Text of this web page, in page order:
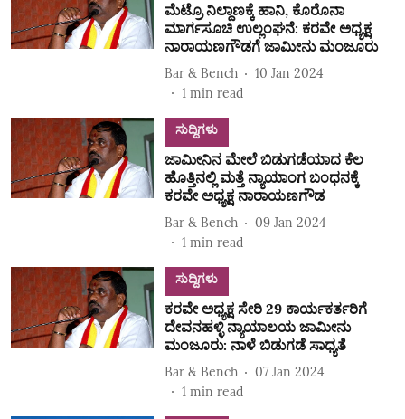
ಮೆಟ್ರೊ ನಿಲ್ದಾಣಕ್ಕೆ ಹಾನಿ, ಕೊರೊನಾ
ಮಾರ್ಗಸೂಚಿ ಉಲ್ಲಂಘನೆ: ಕರವೇ ಅಧ್ಯಕ್ಷ
ನಾರಾಯಣಗೌಡಗೆ ಜಾಮೀನು ಮಂಜೂರು
Bar & Bench
10 Jan 2024
1 min read
ಸುದ್ದಿಗಳು
ಜಾಮೀನಿನ ಮೇಲೆ ಬಿಡುಗಡೆಯಾದ ಕೆಲ
ಹೊತ್ತಿನಲ್ಲಿ ಮತ್ತೆ ನ್ಯಾಯಾಂಗ ಬಂಧನಕ್ಕೆ
ಕರವೇ ಅಧ್ಯಕ್ಷ ನಾರಾಯಣಗೌಡ
Bar & Bench
09 Jan 2024
1 min read
ಸುದ್ದಿಗಳು
ಕರವೇ ಅಧ್ಯಕ್ಷ ಸೇರಿ 29 ಕಾರ್ಯಕರ್ತರಿಗೆ
ದೇವನಹಳ್ಳಿ ನ್ಯಾಯಾಲಯ ಜಾಮೀನು
ಮಂಜೂರು: ನಾಳೆ ಬಿಡುಗಡೆ ಸಾಧ್ಯತೆ
Bar & Bench
07 Jan 2024
1 min read